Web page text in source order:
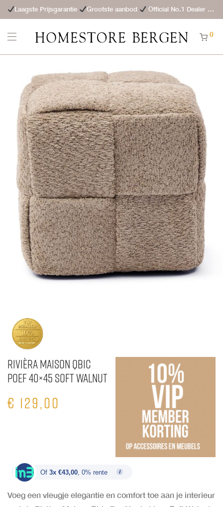
Laagste Prijsgarantie Grootste aanbod Official No.1 Dealer
0
Rivièra Maison Qbic
Poef 40×45 Soft Walnut
€ 129,00
Of 3x €43,00 , 0% rente
Voeg een vleugje elegantie en comfort toe aan je interieur